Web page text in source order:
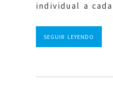
individual a
SEGUIR LEYENDO